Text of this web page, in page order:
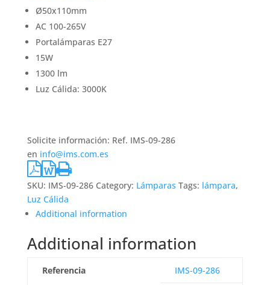
Ø50x110mm
AC 100-265V
Portalámparas E27
15W
1300 lm
Luz Cálida: 3000K
Solicite información: Ref. IMS-09-286
en info@ims.com.es
SKU: IMS-09-286 Category: Lámparas Tags: lámpara,
Luz Cálida
Additional information
Additional information
Referencia IMS-09-286